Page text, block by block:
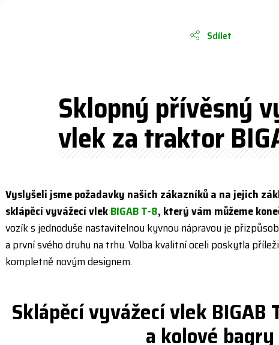
Sdílet
Sklopný přívěsný
vlek za traktor
Vyslyšeli jsme požadavky našich zákazníků a na jejich
sklápěcí vyvážecí vlekBIGAB T-8, který vám můžeme
vozík s jednoduše nastavitelnou kyvnou nápravou je
a první svého druhu na trhu. Volba kvalitní oceli poskytla
kompletně novým designem.
Sklápěcí vyvážecí vlek
a kolové bagry